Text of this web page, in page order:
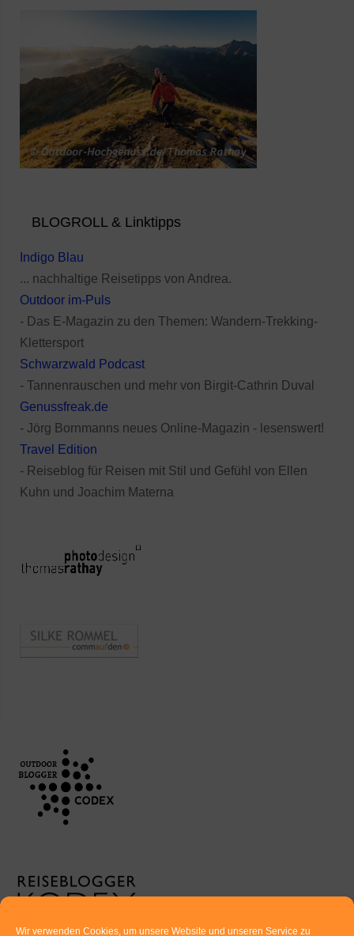
Wir verwenden Cookies, um unsere Website und unseren Service zu
BLOGROLL & Linktipps
Indigo Blau
... nachhaltige Reisetipps von Andrea.
Outdoor im-Puls
- Das E-Magazin zu den Themen: Wandern-Trekking-
Klettersport
Schwarzwald Podcast
- Tannenrauschen und mehr von Birgit-Cathrin Duval
Genussfreak.de
- Jörg Bornmanns neues Online-Magazin - lesenswert!
Travel Edition
- Reiseblog für Reisen mit Stil und Gefühl von Ellen
Kuhn und Joachim Materna